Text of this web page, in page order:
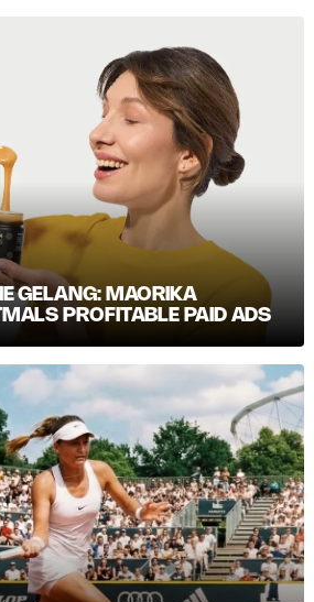
GELANG: MAORIKA
PROFITABLE PAID ADS